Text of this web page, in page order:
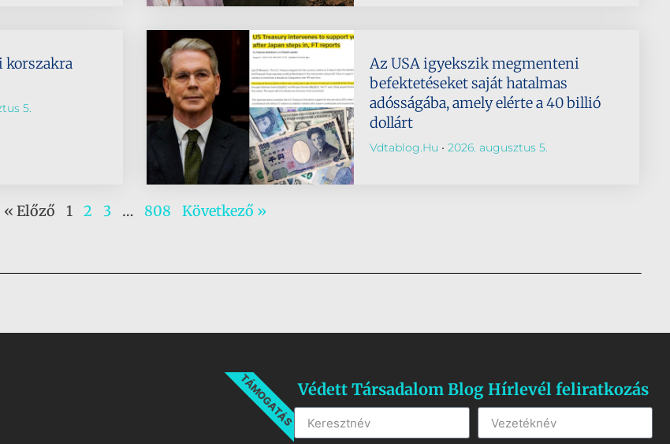
korszakra
5.
Az USA igyekszik megmenteni
befektetéseket saját hatalmas
adósságába, amely elérte a 40 billió
dollárt
Vdtablog.hu 2026. augusztus 5.
« Előző 1 2 3 … 808 Következő »
TÁMOGATÁSVédett Társadalom Blog Hírlevél feliratkozás